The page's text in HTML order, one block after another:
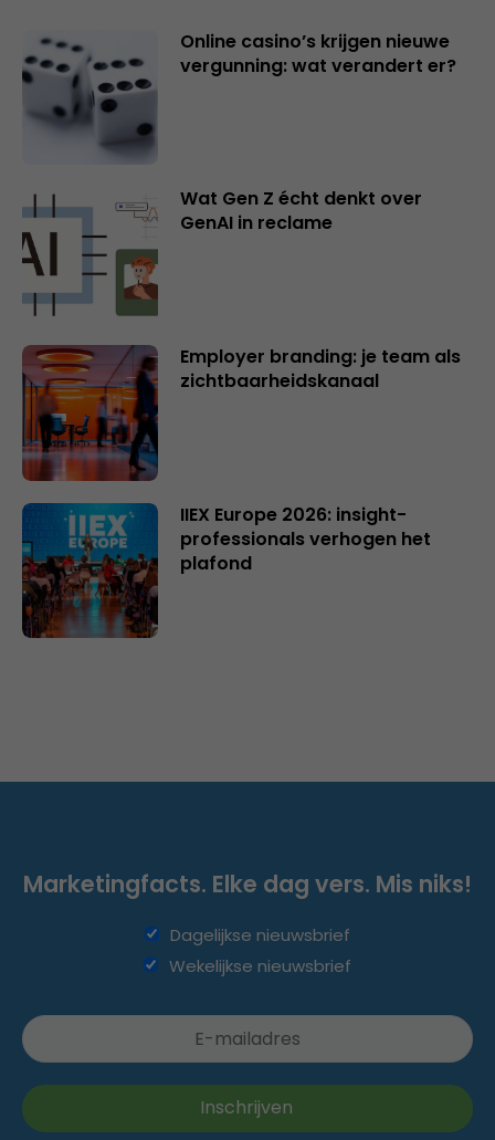
Online casino’s krijgen nieuwe
vergunning: wat verandert er?
Wat Gen Z écht denkt over
GenAI in reclame
Employer branding: je team als
zichtbaarheidskanaal
IIEX Europe 2026: insight-
professionals verhogen het
plafond
Marketingfacts. Elke dag vers. Mis niks!
Dagelijkse nieuwsbrief
Wekelijkse nieuwsbrief